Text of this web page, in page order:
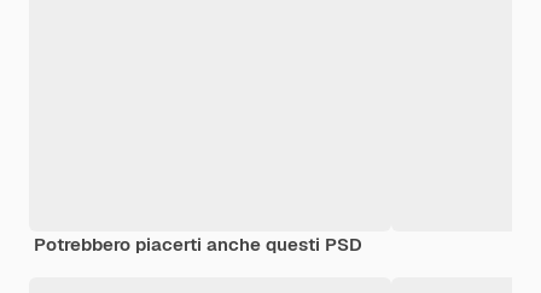
Potrebbero piacerti anche questi PSD